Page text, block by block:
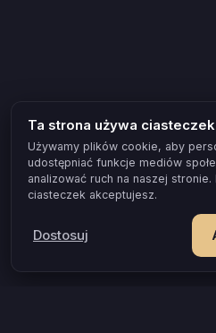
Ta strona używa ciasteczek
Używamy plików cookie, aby
udostępniać funkcje mediów
analizować ruch na naszej
ciasteczek akceptujesz.
Dostosuj